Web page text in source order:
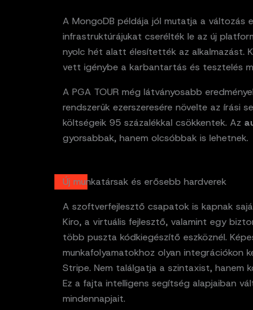
A MongoDB példája jól mutatja a változás
infrastruktúrájukat cserélték le az új
nyolc hét alatt élesítették az alkalmazást.
vett igénybe a karbantartás és tesztelés
A PGA TOUR még látványosabb
rendszerük ezerszeresére növelte az írási
költségeik 95 százalékkal csökkentek. Az
gyorsabbak, hanem olcsóbbak is lehetnek.
Új munkatársak és erősebb hardverek
A szoftverfejlesztő csapatok is kapnak
Kiro, a virtuális fejlesztő, valamint egy
több puszta kódkiegészítő eszköznél.
munkafolyamatokhoz olyan integrációkon
Stripe. Nem találgatja a szintaxist, hanem
Ez a fajta intelligens segítség alapjaiban
mindennapjait.